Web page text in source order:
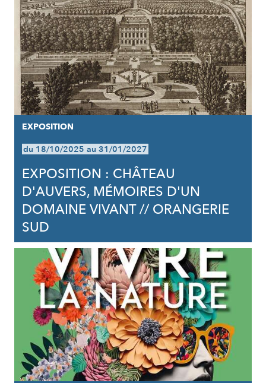
EXPOSITION
du 18/10/2025 au 31/01/2027
EXPOSITION : CHÂTEAU
D'AUVERS, MÉMOIRES D'UN
DOMAINE VIVANT // ORANGERIE
SUD